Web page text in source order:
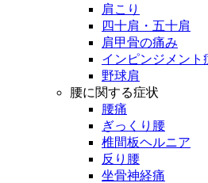
肩こり
四十肩・五十肩
肩甲骨の痛み
インピンジメント
野球肩
腰に関する症状
腰痛
ぎっくり腰
椎間板ヘルニア
反り腰
坐骨神経痛